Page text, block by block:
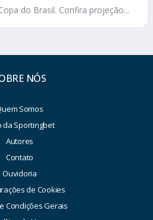
do Brasil. Confira projeção...
NÓS
Somos
da Sportingbet
Autores
Contato
Ouvidoria
de Cookies
Condições Gerais